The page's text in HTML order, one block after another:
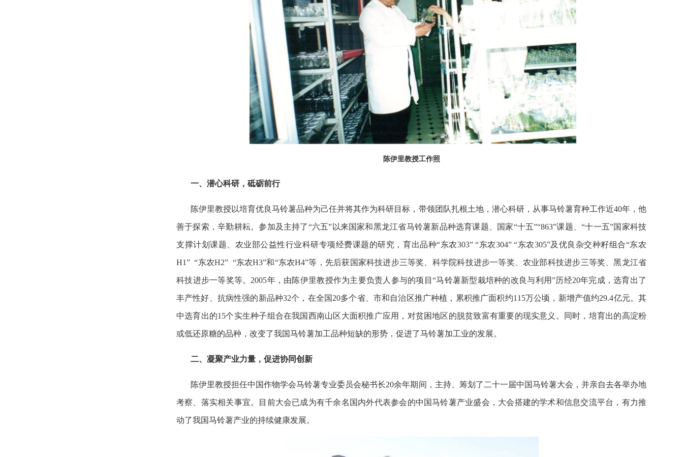
陈伊里教授工作照
一、潜心科研，砥砺前行
陈伊里教授以培育优良马铃薯品种为己任并将其作为科研目标，带领团队扎根土地，潜心科研，从事马铃薯育种工作近40年，他
善于探索，辛勤耕耘。参加及主持了“六五”以来国家和黑龙江省马铃薯新品种选育课题、国家“十五”“863”课题、“十一五”国家科技
支撑计划课题、农业部公益性行业科研专项经费课题的研究，育出品种“东农303” “东农304” “东农305”及优良杂交种籽组合“东农
H1” “东农H2” “东农H3”和“东农H4”等，先后获国家科技进步三等奖、科学院科技进步一等奖、农业部科技进步三等奖、黑龙江省
科技进步一等奖等。2005年，由陈伊里教授作为主要负责人参与的项目“马铃薯新型栽培种的改良与利用”历经20年完成，选育出了
丰产性好、抗病性强的新品种32个，在全国20多个省、市和自治区推广种植，累积推广面积约115万公顷，新增产值约29.4亿元。其
中选育出的15个实生种子组合在我国西南山区大面积推广应用，对贫困地区的脱贫致富有重要的现实意义。同时，培育出的高淀粉
或低还原糖的品种，改变了我国马铃薯加工品种短缺的形势，促进了马铃薯加工业的发展。
二、凝聚产业力量，促进协同创新
陈伊里教授担任中国作物学会马铃薯专业委员会秘书长20余年期间，主持、筹划了二十一届中国马铃薯大会，并亲自去各举办地
考察、落实相关事宜。目前大会已成为有千余名国内外代表参会的中国马铃薯产业盛会，大会搭建的学术和信息交流平台，有力推
动了我国马铃薯产业的持续健康发展。